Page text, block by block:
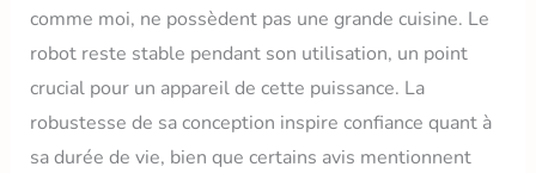
comme moi, ne possèdent pas une grande cuisine. Le
robot reste stable pendant son utilisation, un point
crucial pour un appareil de cette puissance. La
robustesse de sa conception inspire confiance quant à
sa durée de vie, bien que certains avis mentionnent